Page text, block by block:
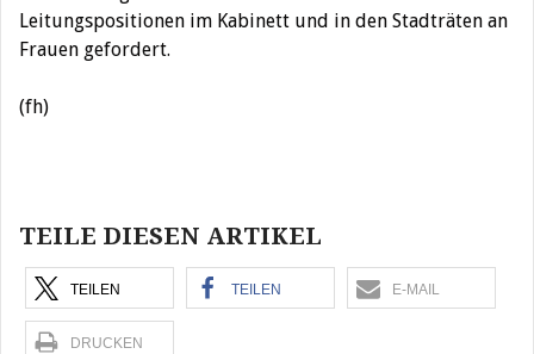
Leitungspositionen im Kabinett und in den Stadträten an
Frauen gefordert.
(fh)
TEILE DIESEN ARTIKEL
TEILEN TEILEN E-MAIL
DRUCKEN